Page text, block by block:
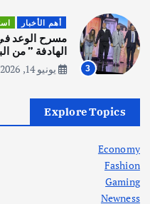
أهم الأخبار ثقافة وفنون
انطلاق ورشة التمثيل في مدينة
أغسطس 5, 2026
في جذور
3
أهم الأخبار
مسرح الوعد
الهادفة ” من
يونيو 14, 2026
Explore Topics
Economy
Fashion
Gaming
Newness